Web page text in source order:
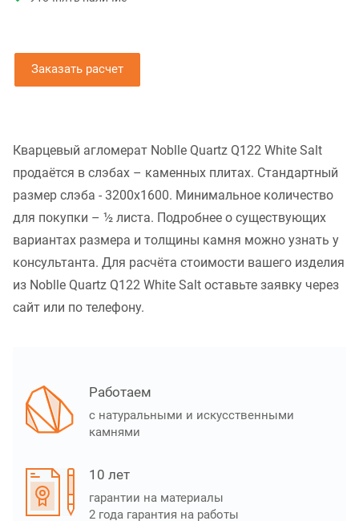
Заказать расчет
Кварцевый агломерат Noblle Quartz Q122 White Salt
продаётся в слэбах – каменных плитах. Стандартный
размер слэба - 3200x1600. Минимальное количество
для покупки – ½ листа. Подробнее о существующих
вариантах размера и толщины камня можно узнать у
консультанта. Для расчёта стоимости вашего изделия
из Noblle Quartz Q122 White Salt оставьте заявку через
сайт или по телефону.
Работаем
с натуральными и искусственными
камнями
10 лет
гарантии на материалы
2 года гарантия на работы